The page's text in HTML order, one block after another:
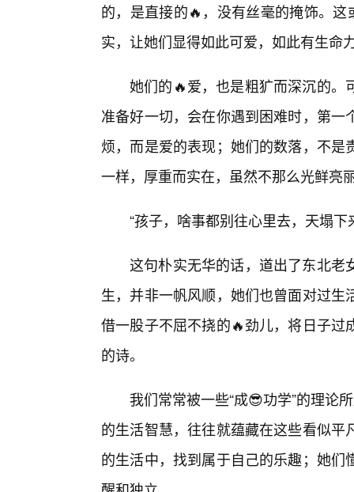
的，是直接的🔥，没有丝毫的掩饰。
实，让她们显得如此可爱，如此有生命
她们的🔥爱，也是粗犷而深沉的。
准备好一切，会在你遇到困难时，第
烦，而是爱的表现；她们的数落，不
一样，厚重而实在，虽然不那么光鲜亮
“孩子，啥事都别往心里去，天塌
这句朴实无华的话，道出了东北老
生，并非一帆风顺，她们也曾面对过
借一股子不屈不挠的🔥劲儿，将日子
的诗。
我们常常被一些“成😎功学”的理论
的生活智慧，往往就蕴藏在这些看似
的生活中，找到属于自己的乐趣；她